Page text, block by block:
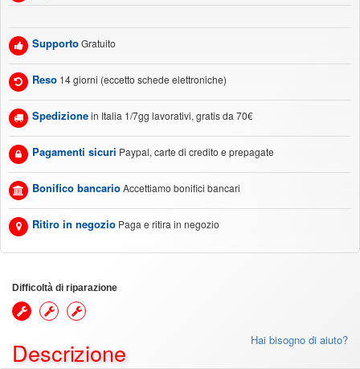
SupportoGratuito
Reso 14 giorni (eccetto schede elettroniche)
Spedizionein Italia 1/7gg lavorativi, gratis da 70€
Pagamenti sicuri Paypal, carte di credito e prepagate
Bonifico bancarioAccettiamo bonifici bancari
Ritiro in negozio Paga e ritira in negozio
Difficoltà di riparazione
Hai bisogno di aiuto?
Descrizione